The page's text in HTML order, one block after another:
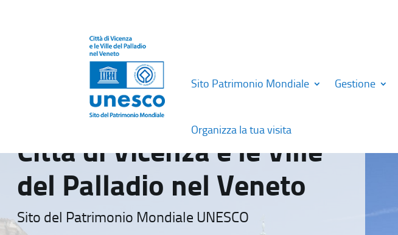
Sito Patrimonio Mondiale Gestione
Organizza la tua visita
Città di Vicenza e le Ville
del Palladio nel Veneto
Sito del Patrimonio Mondiale UNESCO